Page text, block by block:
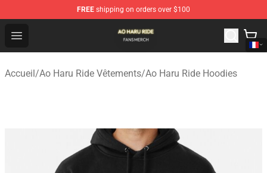
FREE shipping on orders over $100
Open menu
Ao Haru Ride Shop - Official Ao Haru Ride Merchandise
Accueil/Ao Haru Ride Vêtements/Ao Haru Ride Hoodies